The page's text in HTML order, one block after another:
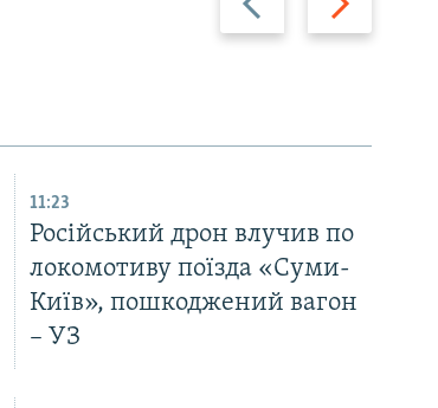
11:23
Російський дрон влучив по
локомотиву поїзда «Суми-
Київ», пошкоджений вагон
– УЗ